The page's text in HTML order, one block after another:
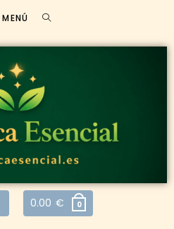
MENÚ
0.00 € 0